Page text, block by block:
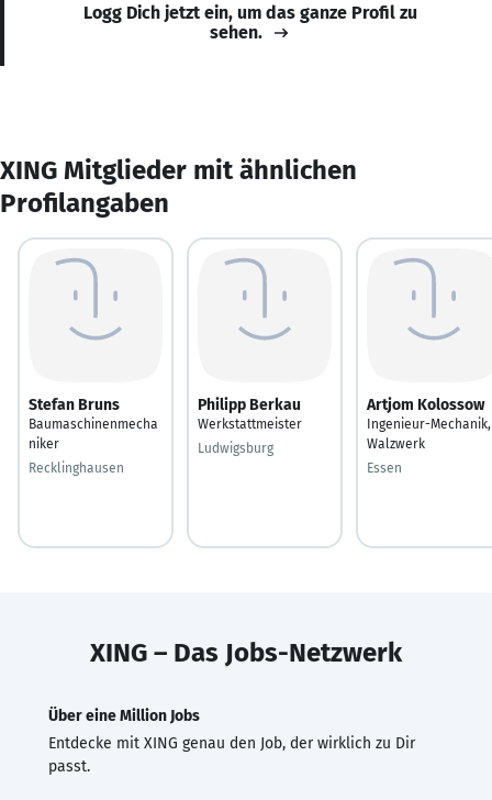
Logg Dich jetzt ein, um das ganze Profil zu
sehen.
XING Mitglieder mit ähnlichen
Profilangaben
Stefan Bruns
Baumaschinenmecha
niker
Recklinghausen
Philipp Berkau
Werkstattmeister
Ludwigsburg
Artjom Kolossow
Ingenieur-Mechanik,
Walzwerk
Essen
XING – Das Jobs-Netzwerk
Über eine Million Jobs
Entdecke mit XING genau den Job, der wirklich zu Dir
passt.